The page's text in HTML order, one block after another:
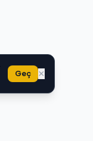
Geç ×